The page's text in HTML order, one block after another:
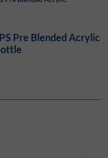
Pre Blended Acrylic